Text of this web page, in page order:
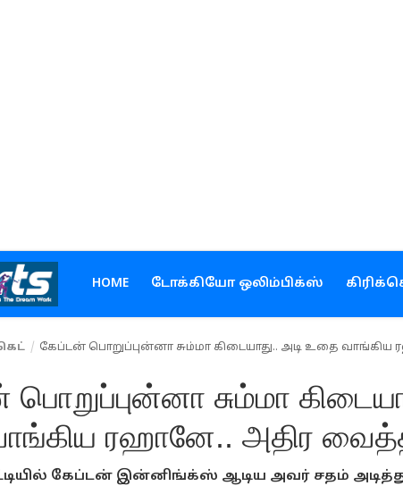
HOME டோக்கியோ ஒலிம்பிக்ஸ்
கேப்டன் பொறுப்புன்னா சும்மா கிடையாது.. அடி உதை
சும்மா
ரஹானே.. அதிர
கேப்டன் இன்னிங்க்ஸ் ஆடிய அவர் சதம்